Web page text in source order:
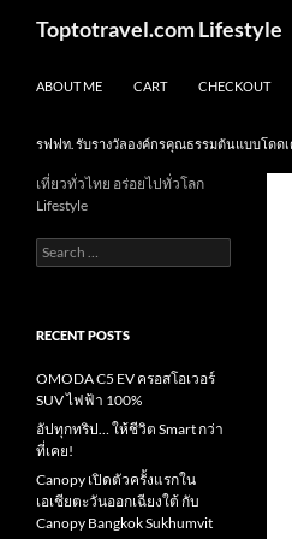
Toptotravel.com Lifestyle
ABOUT ME CART CHECKOUT
รฟฟท. รับรางวัลองค์กรคุณธรรมต้นแบบโดด
เที่ยวทั่วไทย อร่อยไปทั่วโลก
Lifestyle
Search
for:
RECENT POSTS
OMODA C5 EV ครอสโอเวอร์
SUV ไฟฟ้า 100%
อัปทุกทริป… ให้ชีวิต Smart กว่า
ที่เคย!
Canopy เปิดตัวครั้งแรกใน
เอเชียตะวันออกเฉียงใต้ กับ
Canopy Bangkok Sukhumvit